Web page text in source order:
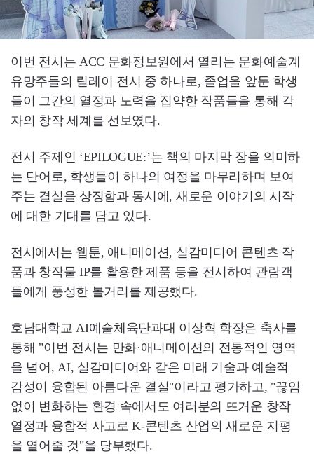
이번 전시는 ACC 문화정보원에서 열리는 문화예술계
유망주들의 릴레이 전시 중 하나로, 졸업을 앞둔 학생
들이 그간의 열정과 노력을 집약한 작품들을 통해 각
자의 창작 세계를 선보였다.
전시 주제인 ‘EPILOGUE:’는 책의 마지막 장을 의미하
는 단어로, 학생들이 하나의 여정을 마무리하며 보여
주는 결실을 상징함과 동시에, 새로운 이야기의 시작
에 대한 기대를 담고 있다.
전시에서는 웹툰, 애니메이션, 실감미디어 콘텐츠 작
품과 창작물 IP를 활용한 제품 등을 전시하여 관람객
들에게 풍성한 볼거리를 제공했다.
호남대학교 AI예술체육단과대 이상혁 학장은 축사를
통해 "이번 전시는 만화·애니메이션의 전통적인 영역
을 넘어, AI, 실감미디어와 같은 미래 기술과 예술적
감성이 융합된 아름다운 결실"이라고 평가하고, "끊임
없이 변화하는 환경 속에서도 여러분의 뜨거운 창작
열정과 융합적 사고로 K-콘텐츠 산업의 새로운 지평
을 열어줄 것"을 당부했다.